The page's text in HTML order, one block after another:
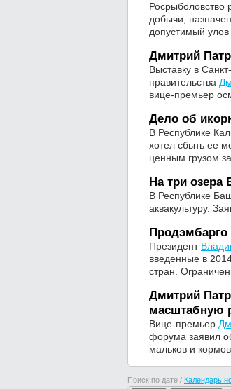
Росрыболовство
добычи,
допустимый
Дмитрий
Выставку в
правительства
вице-премьер
Дело об
В Республике
хотел сбыть ее
ценным грузом
На три
В Республике
аквакультуру.
Продэмбарго
Президент
введенные в
стран.
Дмитрий
масштабную
Вице-премьер
форума заявил
мальков и
Поиск по дате / Календарь